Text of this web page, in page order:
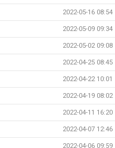
2022-05-16 08:54
2022-05-09 09:34
2022-05-02 09:08
2022-04-25 08:45
2022-04-22 10:01
2022-04-19 08:02
2022-04-11 16:20
2022-04-07 12:46
2022-04-06 09:59